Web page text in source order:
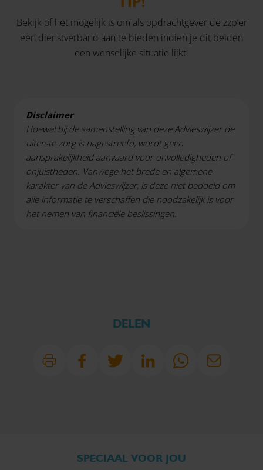
Bekijk of het mogelijk is om als opdrachtgever de zzp’er
een dienstverband aan te bieden indien je dit beiden
een wenselijke situatie lijkt.
Disclaimer
Hoewel bij de samenstelling van deze Advieswijzer de
uiterste zorg is nagestreefd, wordt geen
aansprakelijkheid aanvaard voor onvolledigheden of
onjuistheden. Vanwege het brede en algemene
karakter van de Advieswijzer, is deze niet bedoeld om
alle informatie te verschaffen die noodzakelijk is voor
het nemen van financiële beslissingen.
DELEN
SPECIAAL VOOR JOU